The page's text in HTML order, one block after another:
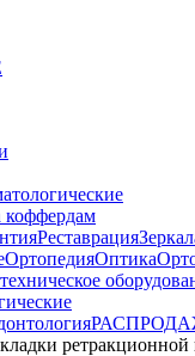
коффердам
Реставрация
ОртопедияОптика
ретракционной